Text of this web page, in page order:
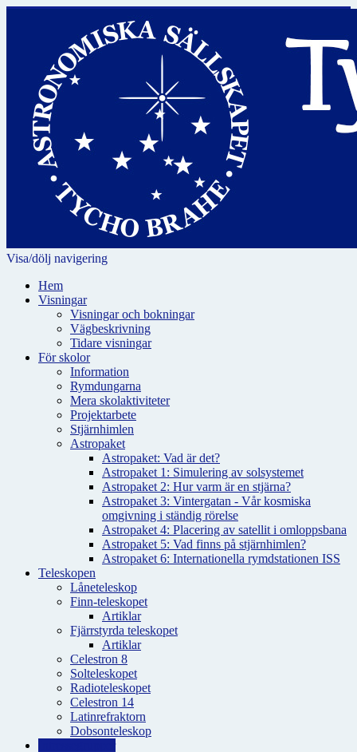
Visa/dölj navigering
Hem
Visningar
Visningar och bokningar
Vägbeskrivning
Tidare visningar
För skolor
Information
Rymdungarna
Mera skolaktiviteter
Projektarbete
Stjärnhimlen
Astropaket
Astropaket: Vad är det?
Astropaket 1: Simulering av solsystemet
Astropaket 2: Hur varm är en stjärna?
Astropaket 3: Vintergatan - Vår kosmiska
omgivning i ständig rörelse
Astropaket 4: Placering av satellit i omloppsbana
Astropaket 5: Vad finns på stjärnhimlen?
Astropaket 6: Internationella rymdstationen ISS
Teleskopen
Låneteleskop
Finn-teleskopet
Artiklar
Fjärrstyrda teleskopet
Artiklar
Celestron 8
Solteleskopet
Radioteleskopet
Celestron 14
Latinrefraktorn
Dobsonteleskop